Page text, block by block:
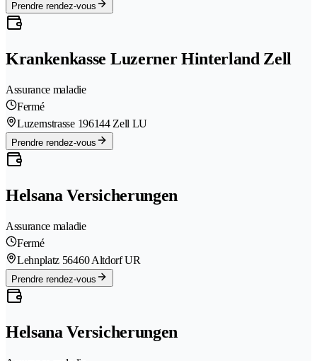
Prendre rendez-vous
Krankenkasse Luzerner Hinterland Zell
Assurance maladie
Fermé
Luzernstrasse 196144 Zell LU
Prendre rendez-vous
Helsana Versicherungen
Assurance maladie
Fermé
Lehnplatz 56460 Altdorf UR
Prendre rendez-vous
Helsana Versicherungen